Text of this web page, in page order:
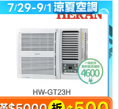
滿額折$500
滿額贈券